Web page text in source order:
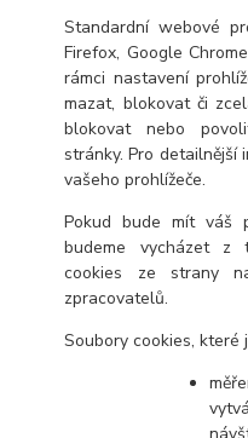
Standardní webové
Firefox, Google
rámci nastavení
mazat, blokovat či
blokovat nebo
stránky. Pro detailnější
vašeho prohlížeče.
Pokud bude mít váš
budeme vycházet z
cookies ze strany
zpracovatelů.
Soubory cookies, které